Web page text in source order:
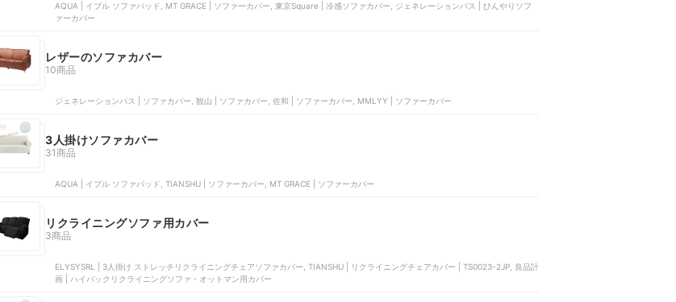
AQUA | イブル ソファパッド, MT GRACE | ソファーカバー, 東京Square | 冷感ソファカバー, ジェネレーションパス | ひんやりソフ
ァーカバー
レザーのソファカバー
10商品
ジェネレーションパス | ソファカバー, 観山 | ソファカバー, 佐和 | ソファーカバー, ‎MMLYY | ソファーカバー
3人掛けソファカバー
31商品
AQUA | イブル ソファパッド, TIANSHU | ソファーカバー, MT GRACE | ソファーカバー
リクライニングソファ用カバー
3商品
ELYSYSRL | 3人掛け ストレッチリクライニングチェアソファカバー, TIANSHU | リクライニングチェアカバー | TS0023-2JP, 良品計
画 | ハイバックリクライニングソファ・オットマン用カバー